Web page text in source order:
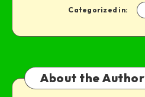
Categorized in:
About the Author